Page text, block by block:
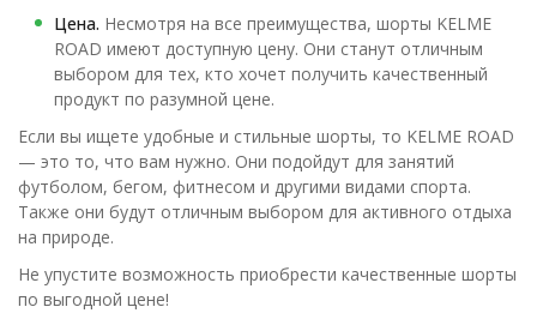
Цена. Несмотря на все преимущества, шорты KELME
ROAD имеют доступную цену. Они станут отличным
выбором для тех, кто хочет получить качественный
продукт по разумной цене.
Если вы ищете удобные и стильные шорты, то KELME ROAD
— это то, что вам нужно. Они подойдут для занятий
футболом, бегом, фитнесом и другими видами спорта.
Также они будут отличным выбором для активного отдыха
на природе.
Не упустите возможность приобрести качественные шорты
по выгодной цене!